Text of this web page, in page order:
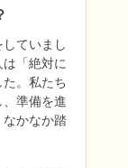
ていまし
「絶対に
。私たち
準備を進
かなか踏